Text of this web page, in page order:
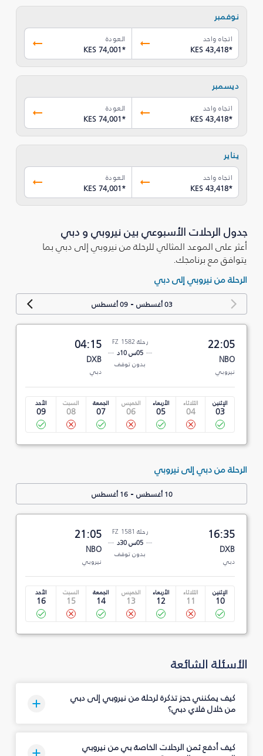
نوفمبر
اتجاه واحد
KES 43,418*
العودة
KES 74,001*
ديسمبر
اتجاه واحد
KES 43,418*
العودة
KES 74,001*
يناير
اتجاه واحد
KES 43,418*
العودة
KES 74,001*
جدول الرحلات الأسبوعي بين نيروبي و دبي
أعثر على الموعد المثالي للرحلة من نيروبي إلى دبي بما
يتوافق مع برنامجك.
الرحلة من نيروبي إلى دبي
03 أغسطس -09 أغسطس
22:05
NBO
نيروبي
رحلة FZ 1582
05س 10د
بدون توقف
04:15
DXB
دبي
الإثنين
03
الثلاثاء
04
الأربعاء
05
الخميس
06
الجمعة
07
السبت
08
الأحد
09
الرحلة من دبي إلى نيروبي
10 أغسطس -16 أغسطس
16:35
DXB
دبي
رحلة FZ 1581
05س 30د
بدون توقف
21:05
NBO
نيروبي
الإثنين
10
الثلاثاء
11
الأربعاء
12
الخميس
13
الجمعة
14
السبت
15
الأحد
16
الأسئلة الشائعة
كيف يمكنني حجز تذكرة لرحلة من نيروبي إلى دبي
من خلال فلاي دبي؟
كيف أدفع ثمن الرحلات الخاصة بي من نيروبي